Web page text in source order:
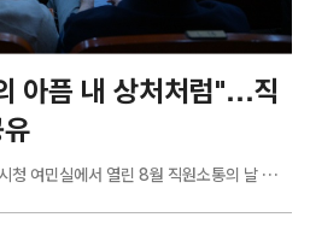
아픔 내 상처처럼"…직
여민실에서 열린 8월 직원소통의 날 행사